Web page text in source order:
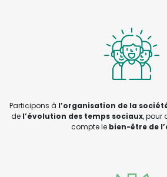
Participons à l’organisation de la
de l’évolution des temps sociaux, pour
compte le bien-être de